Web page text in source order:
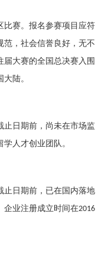
比赛。报名参赛项目应符
范，社会信誉良好，无不
届大赛的全国总决赛入围
陆。
止日期前，尚未在市场监
人才创业团队。
止日期前，已在国内落地
企业注册成立时间在2016